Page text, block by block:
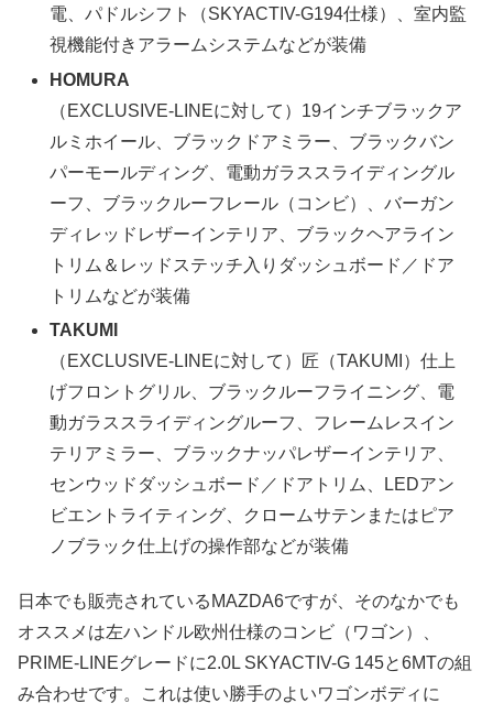
電、パドルシフト（SKYACTIV-G194仕様）、室内監
視機能付きアラームシステムなどが装備
HOMURA
（EXCLUSIVE-LINEに対して）19インチブラックア
ルミホイール、ブラックドアミラー、ブラックバン
パーモールディング、電動ガラススライディングル
ーフ、ブラックルーフレール（コンビ）、バーガン
ディレッドレザーインテリア、ブラックヘアライン
トリム＆レッドステッチ入りダッシュボード／ドア
トリムなどが装備
TAKUMI
（EXCLUSIVE-LINEに対して）匠（TAKUMI）仕上
げフロントグリル、ブラックルーフライニング、電
動ガラススライディングルーフ、フレームレスイン
テリアミラー、ブラックナッパレザーインテリア、
センウッドダッシュボード／ドアトリム、LEDアン
ビエントライティング、クロームサテンまたはピア
ノブラック仕上げの操作部などが装備
日本でも販売されているMAZDA6ですが、そのなかでも
オススメは左ハンドル欧州仕様のコンビ（ワゴン）、
PRIME-LINEグレードに2.0L SKYACTIV-G 145と6MTの組
み合わせです。これは使い勝手のよいワゴンボディに